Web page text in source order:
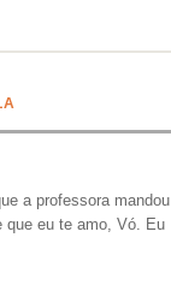
a professora mandou
que eu te amo, Vó. Eu